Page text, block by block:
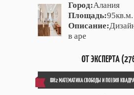
Город:Алания
Площадь:95кв.м.
Описание:
в аре
ОТ ЭКСПЕРТА
ID82 МАТЕМАТИКА СВОБОДЫ И ПОЭЗИЯ